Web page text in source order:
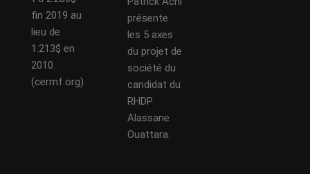
fin 2019 au
lieu de
1.213$ en
2010.
(cermf.org)
présente
les 5 axes
du projet de
société du
candidat du
RHDP
Alassane
Ouattara.